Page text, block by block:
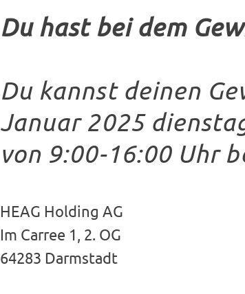
Du hast bei dem
Du kannst deinen
Januar 2025
von 9:00-16:00 Uhr
HEAG Holding AG
Im Carree 1, 2. OG
64283 Darmstadt